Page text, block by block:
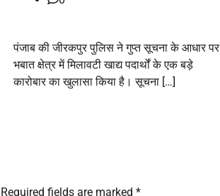
पंजाब की जीरकपुर पुलिस ने गुप्त सूचना के आधार पर
भबात क्षेत्र में मिलावटी खाद्य पदार्थों के एक बड़े
कारोबार का खुलासा किया है। सूचना […]
Required fields are marked *